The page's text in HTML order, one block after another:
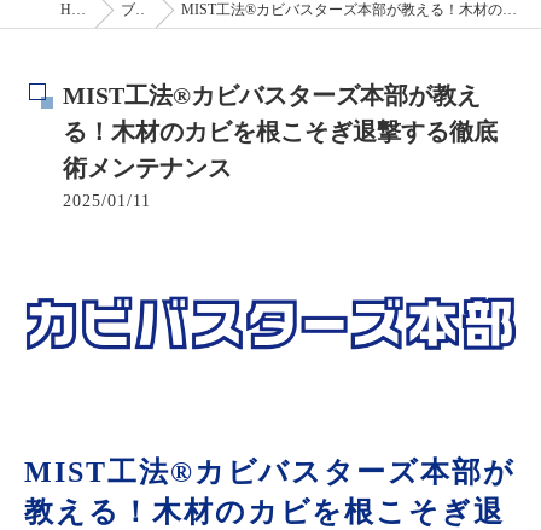
HOME ブログ MIST工法®カビバスターズ本部が教える！木材のカビを根こそぎ退撃する徹底術メンテナンス
MIST工法®カビバスターズ本部が教え
る！木材のカビを根こそぎ退撃する徹底
術メンテナンス
2025/01/11
MIST工法®カビバスターズ本部が
教える！木材のカビを根こそぎ退